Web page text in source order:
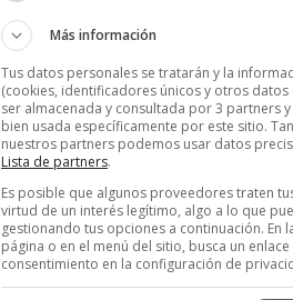
Más información
Tus datos personales se tratarán y la
(cookies, identificadores únicos y otros
ser almacenada y consultada por 3 partners
bien usada específicamente por este sitio.
nuestros partners podemos usar datos
Lista de partners.
Es posible que algunos proveedores traten
virtud de un interés legítimo, algo a lo que
gestionando tus opciones a continuación. En
página o en el menú del sitio, busca un
consentimiento en la configuración de